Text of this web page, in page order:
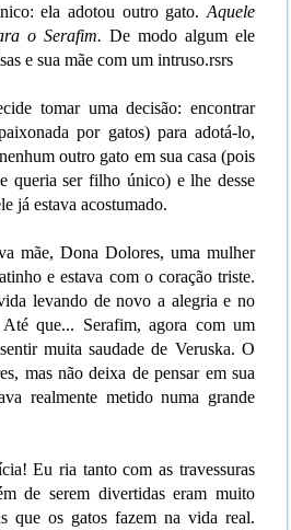
ela adotou outro gato. Aquele
o Serafim. De modo algum ele
e sua mãe com um intruso.rsrs
tomar uma decisão: encontrar
por gatos) para adotá-lo,
outro gato em sua casa (pois
queria ser filho único) e lhe desse
já estava acostumado.
mãe, Dona Dolores, uma mulher
e estava com o coração triste.
levando de novo a alegria e no
que... Serafim, agora com um
muita saudade de Veruska. O
mas não deixa de pensar em sua
realmente metido numa grande
Eu ria tanto com as travessuras
de serem divertidas eram muito
que os gatos fazem na vida real.